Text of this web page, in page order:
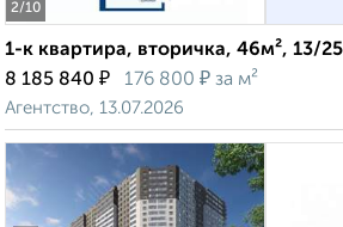
2/10
1-к квартира, вторичка, 46м², 13/
8 185 840 ₽ 176 800 ₽ за м²
Агентство, 13.07.2026